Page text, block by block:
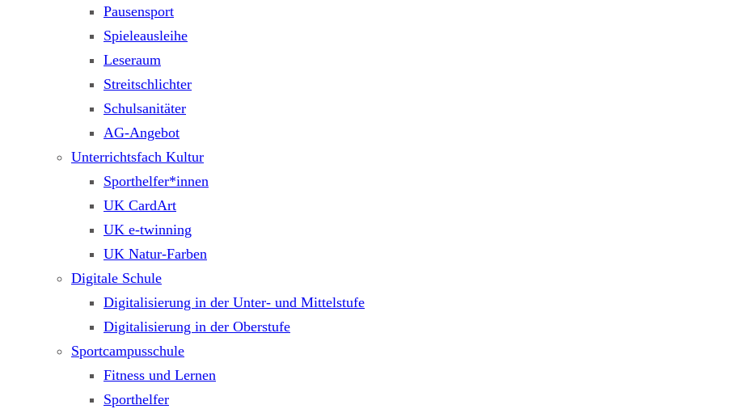
Pausensport
Spieleausleihe
Leseraum
Streitschlichter
Schulsanitäter
AG-Angebot
Unterrichtsfach Kultur
Sporthelfer*innen
UK CardArt
UK e-twinning
UK Natur-Farben
Digitale Schule
Digitalisierung in der Unter- und Mittelstufe
Digitalisierung in der Oberstufe
Sportcampusschule
Fitness und Lernen
Sporthelfer